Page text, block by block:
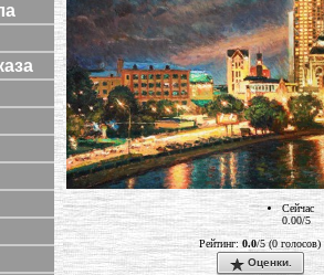
Сейчас
0.00/5
Рейтинг: 0.0/5 (0 голосов)
Оценки.